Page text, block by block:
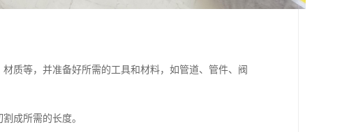
质等，并准备好所需的工具和材料，如管道、管件、阀
成所需的长度。